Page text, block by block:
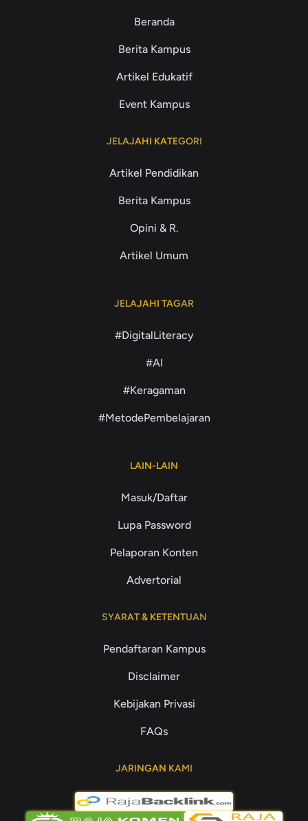
Beranda
Berita Kampus
Artikel Edukatif
Event Kampus
JELAJAHI KATEGORI
Artikel Pendidikan
Berita Kampus
Opini & R.
Artikel Umum
JELAJAHI TAGAR
#DigitalLiteracy
#AI
#Keragaman
#MetodePembelajaran
LAIN-LAIN
Masuk/Daftar
Lupa Password
Pelaporan Konten
Advertorial
SYARAT & KETENTUAN
Pendaftaran Kampus
Disclaimer
Kebijakan Privasi
FAQs
JARINGAN KAMI